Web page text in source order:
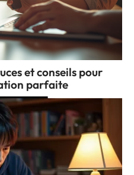
et conseils pour
parfaite